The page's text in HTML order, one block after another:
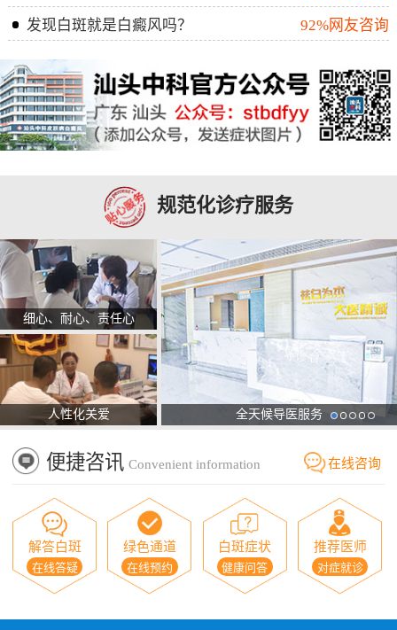
发现白斑就是白癜风吗？
92%网友咨询
规范化诊疗服务
细心、耐心、责任心
人性化关爱 全天候导医服务
便捷咨讯 Convenient information 在线咨询
解答白斑
在线答疑
绿色通道
在线预约
白斑症状
健康问答
推荐医师
对症就诊